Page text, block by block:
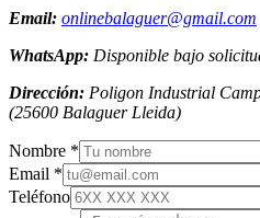
Email: onlinebalaguer@gmail.com
WhatsApp: Disponible bajo
Dirección: Poligon Industrial
(25600 Balaguer Lleida)
Nombre *
Email *
Teléfono